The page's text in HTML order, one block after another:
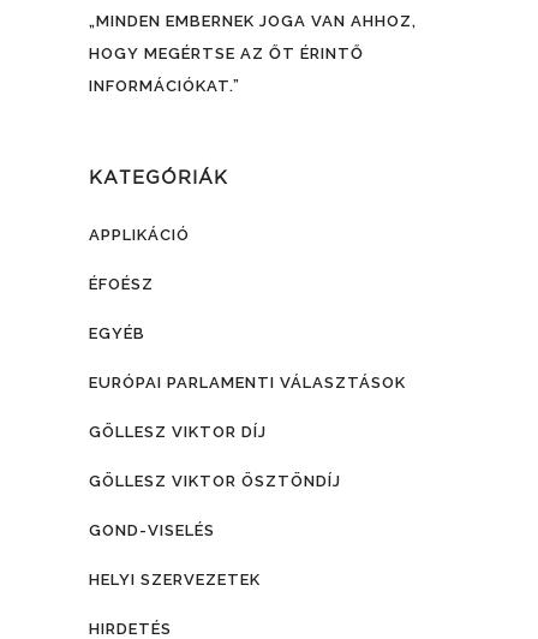
„MINDEN EMBERNEK JOGA VAN AHHOZ,
HOGY MEGÉRTSE AZ ŐT ÉRINTŐ
INFORMÁCIÓKAT.”
KATEGÓRIÁK
APPLIKÁCIÓ
ÉFOÉSZ
EGYÉB
EURÓPAI PARLAMENTI VÁLASZTÁSOK
GÖLLESZ VIKTOR DÍJ
GÖLLESZ VIKTOR ÖSZTÖNDÍJ
GOND-VISELÉS
HELYI SZERVEZETEK
HIRDETÉS